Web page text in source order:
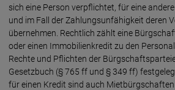
sich eine Person verpflichtet, für eine
und im Fall der Zahlungsunfähigkeit deren
übernehmen. Rechtlich zählt eine
oder einen Immobilienkredit zu den
Rechte und Pflichten der
Gesetzbuch (§ 765 ff und § 349 ff)
für einen Kredit sind auch Mietbürgschaften